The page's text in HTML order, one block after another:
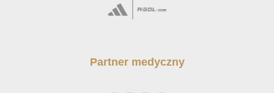
Partner medyczny